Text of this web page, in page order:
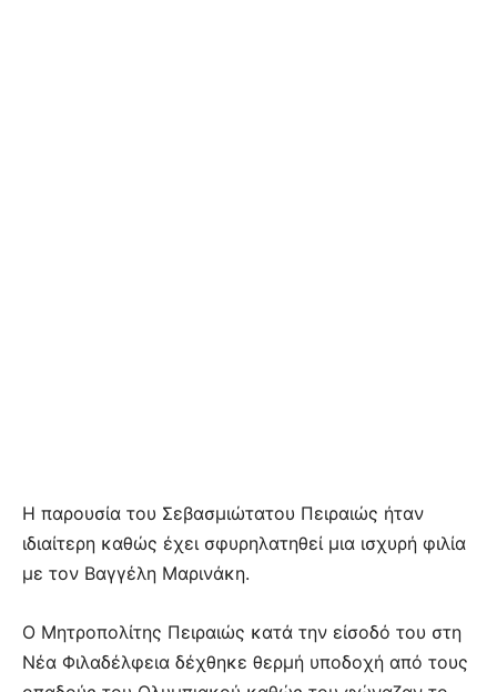
Η παρουσία του Σεβασμιώτατου Πειραιώς ήταν
ιδιαίτερη καθώς έχει σφυρηλατηθεί μια ισχυρή φιλία
με τον Βαγγέλη Μαρινάκη.
Ο Μητροπολίτης Πειραιώς κατά την είσοδό του στη
Νέα Φιλαδέλφεια δέχθηκε θερμή υποδοχή από τους